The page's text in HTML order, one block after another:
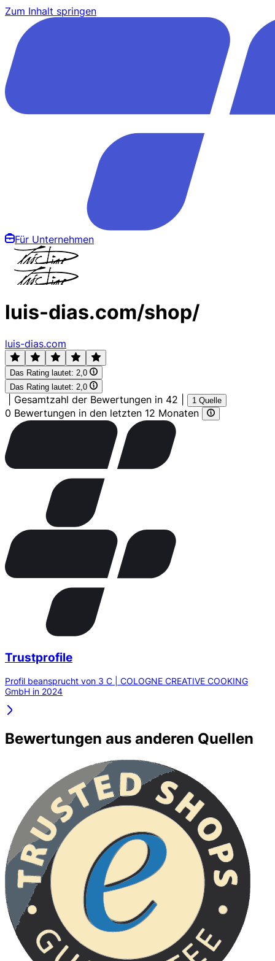
Zum Inhalt springen
Für Unternehmen
luis-dias.com/shop/
luis-dias.com
Das Rating lautet: 2,0
Das Rating lautet: 2,0
Gesamtzahl der Bewertungen in 42 1 Quelle
0 Bewertungen in den letzten 12 Monaten
Trustprofile
Profil beansprucht von 3 C | COLOGNE CREATIVE COOKING
GmbH in 2024
Bewertungen aus anderen Quellen